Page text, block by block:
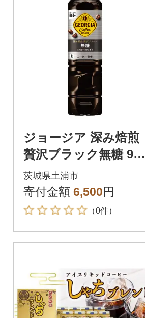
ジョージア 深み焙煎
贅沢ブラック無糖 950
ml PET(12本)
茨城県土浦市
寄付金額 6,500円
（0件）